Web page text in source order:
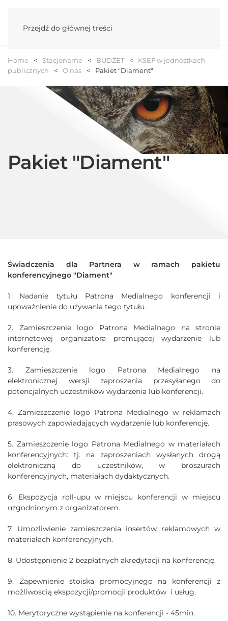
Przejdź do głównej treści
Home Stacjonarne BUDŻET
KSEF w jednostkach
publicznych
O nas Pakiet "Diament"
Pakiet "Diament"
Świadczenia dla Partnera w ramach pakietu
konferencyjnego "Diament"
1. Nadanie tytułu Patrona Medialnego konferencji i
upoważnienie do używania tego tytułu.
2. Zamieszczenie logo Patrona Medialnego na stronie
internetowej organizatora promującej wydarzenie lub
konferencję.
3. Zamieszczenie logo Patrona Medialnego na
elektronicznej wersji zaproszenia przesyłanego do
potencjalnych uczestników wydarzenia lub konferencji.
4. Zamieszczenie logo Patrona Medialnego w reklamach
prasowych zapowiadających wydarzenie lub konferencję.
5. Zamieszczenie logo Patrona Medialnego w materiałach
konferencyjnych: tj. na zaproszeniach wysłanych drogą
elektroniczną do uczestników, w broszurach
konferencyjnych, materiałach dydaktycznych.
6. Ekspozycja roll-upu w miejscu konferencji w miejscu
uzgodnionym z organizatorem.
7. Umozliwienie zamieszczenia insertów reklamowych w
materiałach konferencyjnych.
8. Udostępnienie 2 bezpłatnych akredytacji na konferencję.
9. Zapewnienie stoiska promocyjnego na konferencji z
możliwoscią ekspozycji/promocji produktów i usług.
10. Merytoryczne wystąpienie na konferencji - 45min.